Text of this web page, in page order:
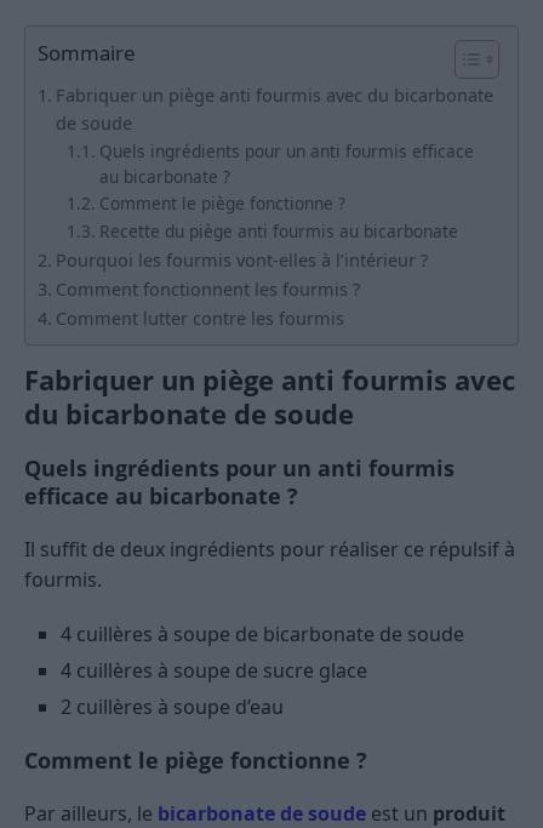
Sommaire
Fabriquer un piège anti fourmis avec du bicarbonate
de soude
Quels ingrédients pour un anti fourmis efficace
au bicarbonate ?
Comment le piège fonctionne ?
Recette du piège anti fourmis au bicarbonate
Pourquoi les fourmis vont-elles à l’intérieur ?
Comment fonctionnent les fourmis ?
Comment lutter contre les fourmis
Fabriquer un piège anti fourmis avec
du bicarbonate de soude
Quels ingrédients pour un anti fourmis
efficace au bicarbonate ?
Il suffit de deux ingrédients pour réaliser ce répulsif à
fourmis.
4 cuillères à soupe de bicarbonate de soude
4 cuillères à soupe de sucre glace
2 cuillères à soupe d’eau
Comment le piège fonctionne ?
Par ailleurs, le bicarbonate de soude est un produit